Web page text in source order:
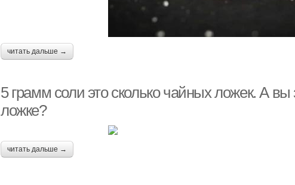
читать дальше →
5 грамм соли это сколько чайных ложек. А вы
ложке?
читать дальше →